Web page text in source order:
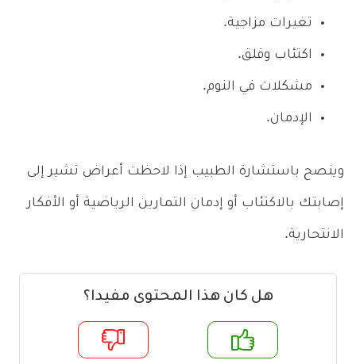
تغيرات مزاجية.
اكتئاب وقلق.
مشكلات في النوم.
الإدمان.
وينصح باستشارة الطبيب إذا لاحظت أعراض تشير إلى
إصابتك بالاكتئاب أو إدمان التمارين الرياضية أو الأفكار
الانتحارية.
هل كان هذا المحتوى مفيدا؟
لا